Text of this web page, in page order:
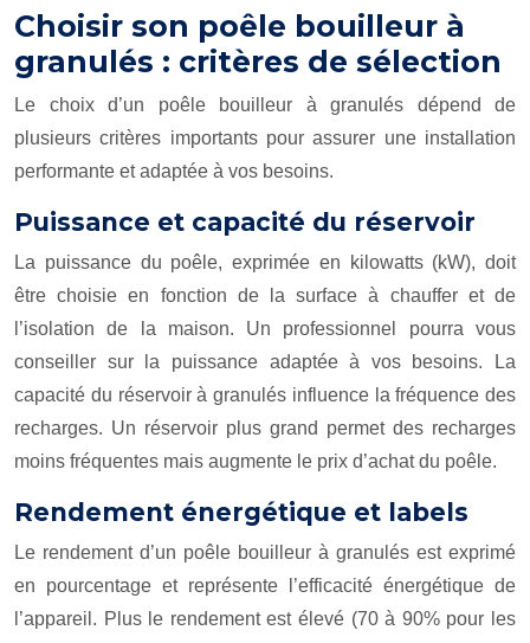
Choisir son poêle bouilleur à
granulés : critères de sélection
Le choix d’un poêle bouilleur à granulés dépend de
plusieurs critères importants pour assurer une installation
performante et adaptée à vos besoins.
Puissance et capacité du réservoir
La puissance du poêle, exprimée en kilowatts (kW), doit
être choisie en fonction de la surface à chauffer et de
l’isolation de la maison. Un professionnel pourra vous
conseiller sur la puissance adaptée à vos besoins. La
capacité du réservoir à granulés influence la fréquence des
recharges. Un réservoir plus grand permet des recharges
moins fréquentes mais augmente le prix d’achat du poêle.
Rendement énergétique et labels
Le rendement d’un poêle bouilleur à granulés est exprimé
en pourcentage et représente l’efficacité énergétique de
l’appareil. Plus le rendement est élevé (70 à 90% pour les